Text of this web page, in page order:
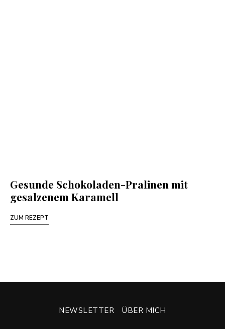
Gesunde Schokoladen-Pralinen mit
gesalzenem Karamell
ZUM REZEPT
NEWSLETTER ÜBER MICH